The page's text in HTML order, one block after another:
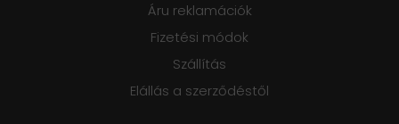
Áru reklamációk
Fizetési módok
Szállítás
Elállás a szerződéstől